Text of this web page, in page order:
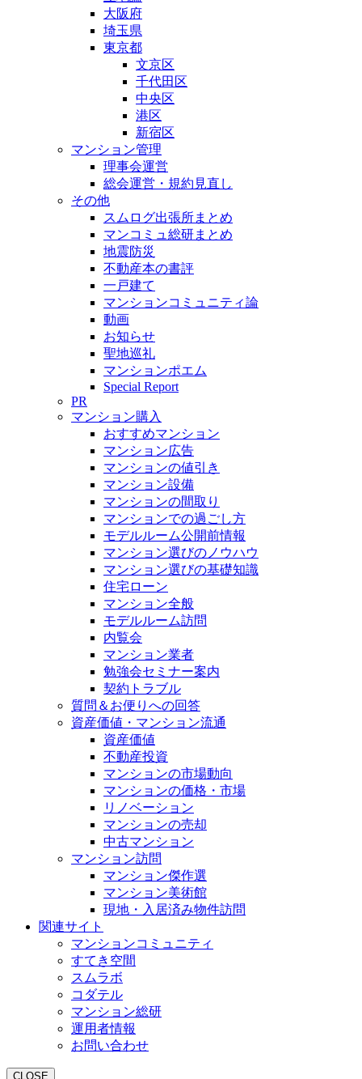
大阪府
埼玉県
東京都
文京区
千代田区
中央区
港区
新宿区
マンション管理
理事会運営
総会運営・規約見直し
その他
スムログ出張所まとめ
マンコミュ総研まとめ
地震防災
不動産本の書評
一戸建て
マンションコミュニティ論
動画
お知らせ
聖地巡礼
マンションポエム
Special Report
PR
マンション購入
おすすめマンション
マンション広告
マンションの値引き
マンション設備
マンションの間取り
マンションでの過ごし方
モデルルーム公開前情報
マンション選びのノウハウ
マンション選びの基礎知識
住宅ローン
マンション全般
モデルルーム訪問
内覧会
マンション業者
勉強会セミナー案内
契約トラブル
質問＆お便りへの回答
資産価値・マンション流通
資産価値
不動産投資
マンションの市場動向
マンションの価格・市場
リノベーション
マンションの売却
中古マンション
マンション訪問
マンション傑作選
マンション美術館
現地・入居済み物件訪問
関連サイト
マンションコミュニティ
すてき空間
スムラボ
コダテル
マンション総研
運用者情報
お問い合わせ
CLOSE